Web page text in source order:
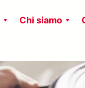
Chi siamo